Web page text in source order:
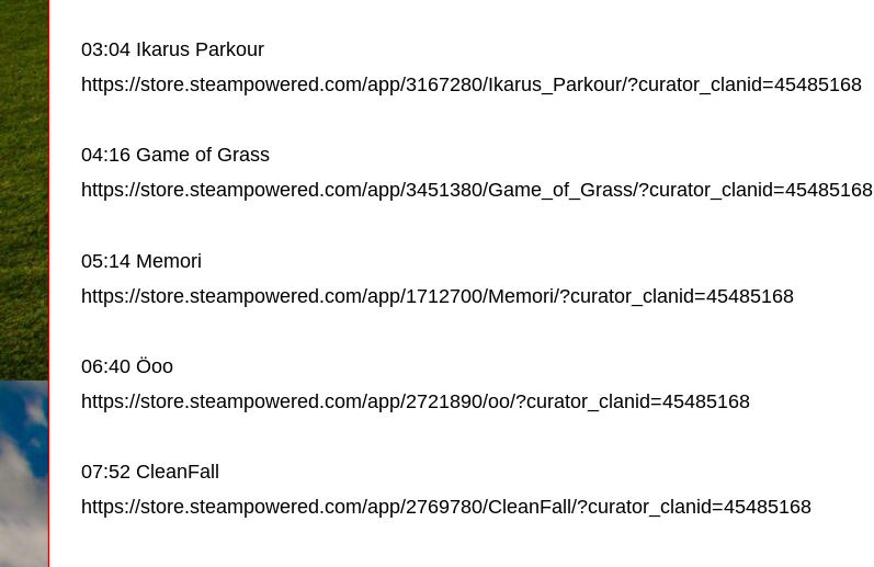
03:04 Ikarus Parkour
https://store.steampowered.com/app/3167280/Ikarus_Parkour/?curator_clanid=45485168
04:16 Game of Grass
https://store.steampowered.com/app/3451380/Game_of_Grass/?curator_clanid=45485168
05:14 Memori
https://store.steampowered.com/app/1712700/Memori/?curator_clanid=45485168
06:40 Öoo
https://store.steampowered.com/app/2721890/oo/?curator_clanid=45485168
07:52 CleanFall
https://store.steampowered.com/app/2769780/CleanFall/?curator_clanid=45485168